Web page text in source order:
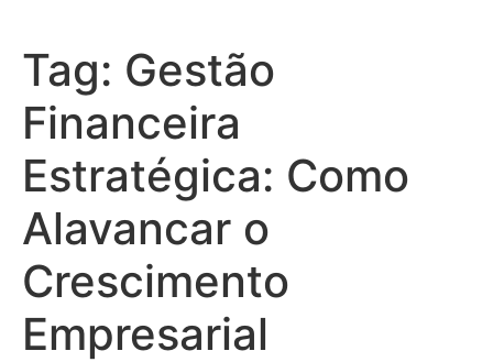
Tag: Gestão
Financeira
Estratégica: Como
Alavancar o
Crescimento
Empresarial